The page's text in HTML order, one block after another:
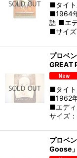
■タイト
■1964
語 ■エ
■サイ
プロベ
GREAT
■タイト
■1962
■エディ
サイズ
プロベ
Goose